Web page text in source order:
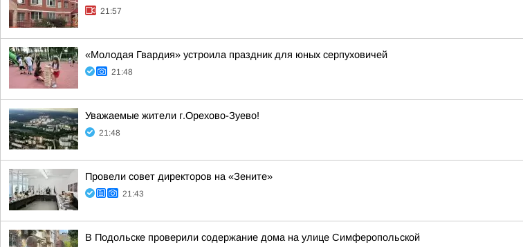
21:57
«Молодая Гвардия» устроила праздник для юных серпуховичей
21:48
Уважаемые жители г.Орехово-Зуево!
21:48
Провели совет директоров на «Зените»
21:43
В Подольске проверили содержание дома на улице Симферопольской